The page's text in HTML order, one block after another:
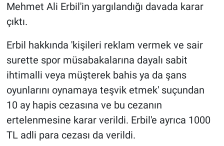
Mehmet Ali Erbil'in yargılandığı davada karar
çıktı.
Erbil hakkında 'kişileri reklam vermek ve sair
surette spor müsabakalarına dayalı sabit
ihtimalli veya müşterek bahis ya da şans
oyunlarını oynamaya teşvik etmek' suçundan
10 ay hapis cezasına ve bu cezanın
ertelenmesine karar verildi. Erbil'e ayrıca 1000
TL adli para cezası da verildi.
Haber
İlan
Kimdir
Koronavirüs
Kültür Sanat
Ne demişti